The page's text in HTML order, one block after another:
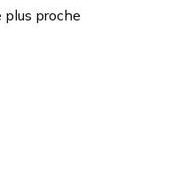
proche